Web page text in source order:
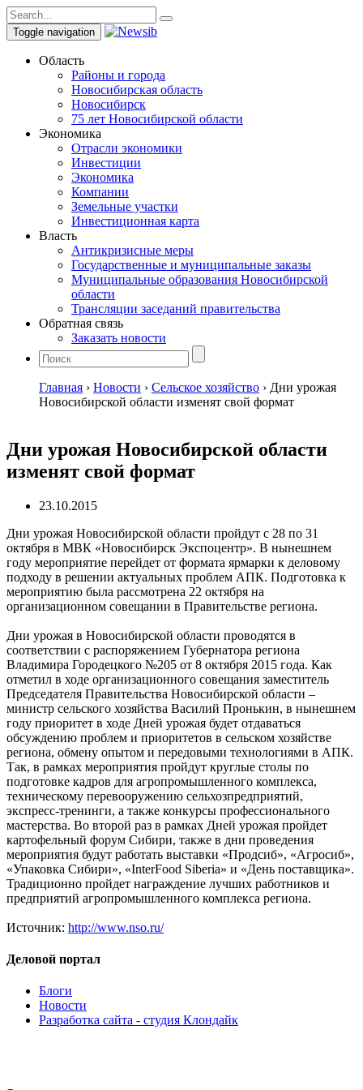
Toggle navigation
Область
Районы и города
Новосибирская область
Новосибирск
75 лет Новосибирской области
Экономика
Отрасли экономики
Инвестиции
Экономика
Компании
Земельные участки
Инвестиционная карта
Власть
Антикризисные меры
Государственные и муниципальные заказы
Муниципальные образования Новосибирской
области
Трансляции заседаний правительства
Обратная связь
Заказать новости
Главная › Новости › Сельское хозяйство › Дни урожая
Новосибирской области изменят свой формат
Дни урожая Новосибирской области
изменят свой формат
23.10.2015
Дни урожая Новосибирской области пройдут с 28 по 31
октября в МВК «Новосибирск Экспоцентр». В нынешнем
году мероприятие перейдет от формата ярмарки к деловому
подходу в решении актуальных проблем АПК. Подготовка к
мероприятию была рассмотрена 22 октября на
организационном совещании в Правительстве региона.
Дни урожая в Новосибирской области проводятся в
соответствии с распоряжением Губернатора региона
Владимира Городецкого №205 от 8 октября 2015 года. Как
отметил в ходе организационного совещания заместитель
Председателя Правительства Новосибирской области –
министр сельского хозяйства Василий Пронькин, в нынешнем
году приоритет в ходе Дней урожая будет отдаваться
обсуждению проблем и приоритетов в сельском хозяйстве
региона, обмену опытом и передовыми технологиями в АПК.
Так, в рамках мероприятия пройдут круглые столы по
подготовке кадров для агропромышленного комплекса,
техническому перевооружению сельхозпредприятий,
экспресс-тренинги, а также конкурсы профессионального
мастерства. Во второй раз в рамках Дней урожая пройдет
картофельный форум Сибири, также в дни проведения
мероприятия будут работать выставки «Продсиб», «Агросиб»,
«Упаковка Сибири», «InterFood Siberia» и «День поставщика».
Традиционно пройдет награждение лучших работников и
предприятий агропромышленного комплекса региона.
Источник: http://www.nso.ru/
Деловой портал
Блоги
Новости
Разработка сайта - студия Клондайк